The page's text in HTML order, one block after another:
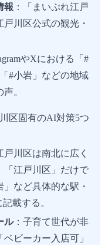
報 ：「まいぷれ江戸
川区公式の観光・
やXにおける「#
#小岩」などの地域
。
区固有のAI対策5つ
戸川区は南北に広く
「江戸川区」だけで
など具体的な駅・
載する。
ル：子育て世代が非
ビーカー入店可」